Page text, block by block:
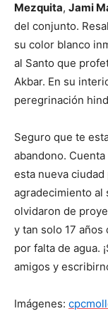
Mezquita, Jami
del conjunto.
su color blanco
al Santo que
Akbar. En su
peregrinación
Seguro que te
abandono.
esta nueva
agradecimiento al
olvidaron de
y tan solo 17
por falta de agua.
amigos y
Imágenes: